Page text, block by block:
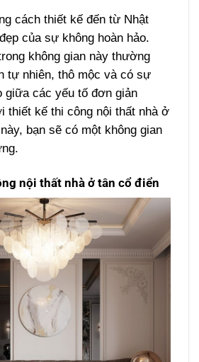
cách thiết kế đến từ Nhật
của sự không hoàn hảo.
không gian này thường
tự nhiên, thô mộc và có sự
giữa các yếu tố đơn giản
thiết kế thi công nội thất nhà ở
bạn sẽ có một không gian
nội thất nhà ở tân cổ điển